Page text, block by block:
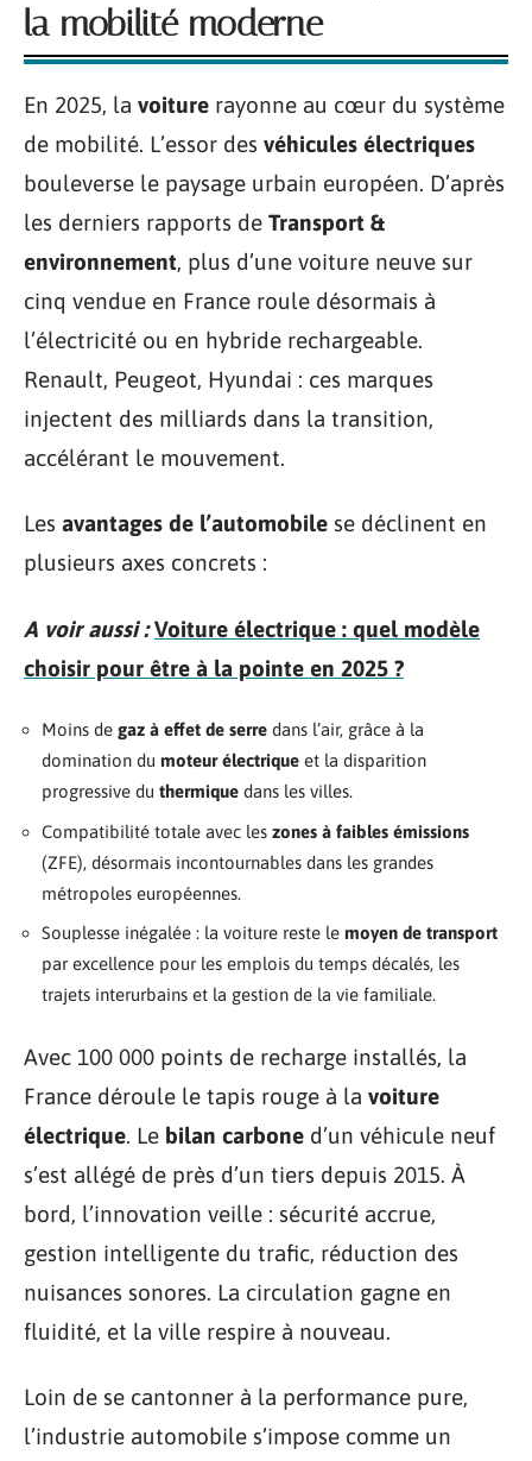
la mobilité moderne
En 2025, la voiture rayonne au cœur du système
de mobilité. L’essor des véhicules électriques
bouleverse le paysage urbain européen. D’après
les derniers rapports de Transport &
environnement, plus d’une voiture neuve sur
cinq vendue en France roule désormais à
l’électricité ou en hybride rechargeable.
Renault, Peugeot, Hyundai : ces marques
injectent des milliards dans la transition,
accélérant le mouvement.
Les avantages de l’automobile se déclinent en
plusieurs axes concrets :
A voir aussi : Voiture électrique : quel modèle
choisir pour être à la pointe en 2025 ?
Moins de gaz à effet de serre dans l’air, grâce à la
domination du moteur électrique et la disparition
progressive du thermique dans les villes.
Compatibilité totale avec les zones à faibles émissions
(ZFE), désormais incontournables dans les grandes
métropoles européennes.
Souplesse inégalée : la voiture reste le moyen de transport
par excellence pour les emplois du temps décalés, les
trajets interurbains et la gestion de la vie familiale.
Avec 100 000 points de recharge installés, la
France déroule le tapis rouge à la voiture
électrique. Le bilan carbone d’un véhicule neuf
s’est allégé de près d’un tiers depuis 2015. À
bord, l’innovation veille : sécurité accrue,
gestion intelligente du trafic, réduction des
nuisances sonores. La circulation gagne en
fluidité, et la ville respire à nouveau.
Loin de se cantonner à la performance pure,
l’industrie automobile s’impose comme un